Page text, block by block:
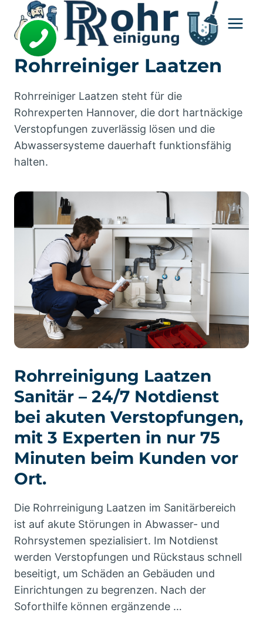
Inhalt
springen
Rohrreiniger Laatzen
Rohrreiniger Laatzen steht für die
Rohrexperten Hannover, die dort hartnäckige
Verstopfungen zuverlässig lösen und die
Abwassersysteme dauerhaft funktionsfähig
halten.
Rohrreinigung Laatzen
Sanitär – 24/7 Notdienst
bei akuten Verstopfungen,
mit 3 Experten in nur 75
Minuten beim Kunden vor
Ort.
Die Rohrreinigung Laatzen im Sanitärbereich
ist auf akute Störungen in Abwasser- und
Rohrsystemen spezialisiert. Im Notdienst
werden Verstopfungen und Rückstaus schnell
beseitigt, um Schäden an Gebäuden und
Einrichtungen zu begrenzen. Nach der
Soforthilfe können ergänzende …